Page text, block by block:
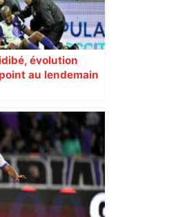
évolution
au lendemain